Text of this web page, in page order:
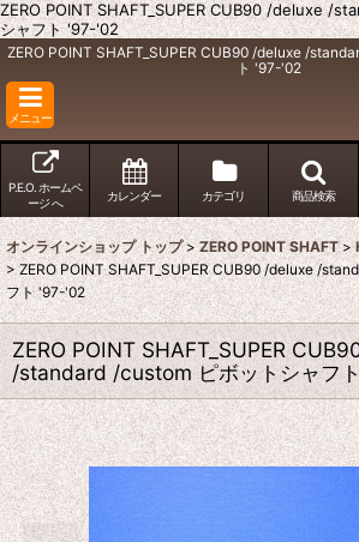
ZERO POINT SHAFT_SUPER CUB90 /deluxe /
シャフト '97-'02
ZERO POINT SHAFT_SUPER CUB90 /deluxe /
ト '97-'02
メニュー
P.E.O. ホームペ
ージ へ
カレンダー カテゴリ 商品検索
オンラインショップ トップ > ZERO POINT SHAFT >
> ZERO POINT SHAFT_SUPER CUB90 /deluxe /
フト '97-'02
ZERO POINT SHAFT_SUPER
/standard /custom ピボットシャフ